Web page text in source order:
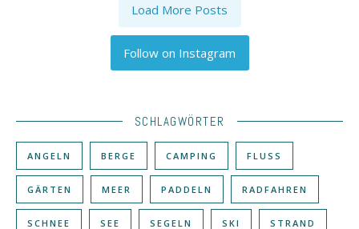
Load More Posts
Follow on Instagram
SCHLAGWÖRTER
ANGELN BERGE CAMPING FLUSS
GÄRTEN MEER PADDELN RADFAHREN
SCHNEE SEE SEGELN SKI STRAND